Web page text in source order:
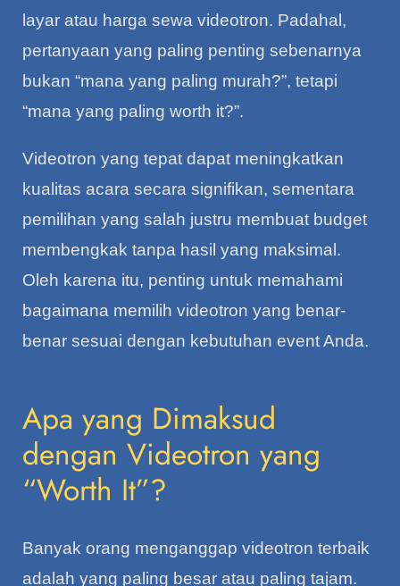
layar atau harga sewa videotron. Padahal,
pertanyaan yang paling penting sebenarnya
bukan “mana yang paling murah?”, tetapi
“mana yang paling worth it?”.
Videotron yang tepat dapat meningkatkan
kualitas acara secara signifikan, sementara
pemilihan yang salah justru membuat budget
membengkak tanpa hasil yang maksimal.
Oleh karena itu, penting untuk memahami
bagaimana memilih videotron yang benar-
benar sesuai dengan kebutuhan event Anda.
Apa yang Dimaksud
dengan Videotron yang
“Worth It”?
Banyak orang menganggap videotron terbaik
adalah yang paling besar atau paling tajam.